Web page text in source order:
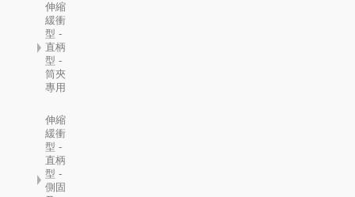
伸縮
緩衝
型 -
直柄
型 -
筒夾
專用
伸縮
緩衝
型 -
直柄
型 -
側固